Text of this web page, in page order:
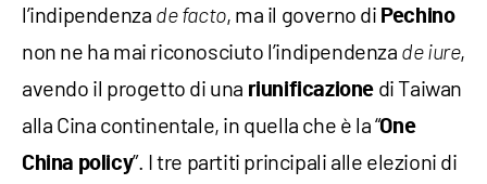
l’indipendenza de facto, ma il governo di Pechino
non ne ha mai riconosciuto l’indipendenza de iure,
avendo il progetto di una riunificazione di Taiwan
alla Cina continentale, in quella che è la “One
China policy”. I tre partiti principali alle elezioni di